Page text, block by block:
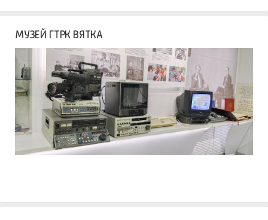
МУЗЕЙ ГТРК ВЯТКА